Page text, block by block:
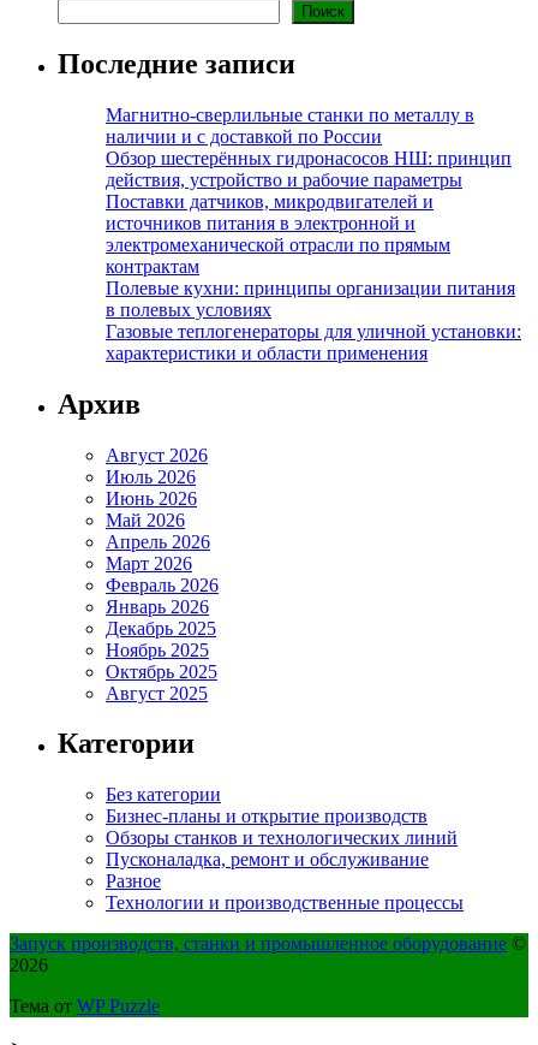
Поиск
Последние записи
Магнитно-сверлильные станки по металлу в
наличии и с доставкой по России
Обзор шестерённых гидронасосов НШ: принцип
действия, устройство и рабочие параметры
Поставки датчиков, микродвигателей и
источников питания в электронной и
электромеханической отрасли по прямым
контрактам
Полевые кухни: принципы организации питания
в полевых условиях
Газовые теплогенераторы для уличной установки:
характеристики и области применения
Архив
Август 2026
Июль 2026
Июнь 2026
Май 2026
Апрель 2026
Март 2026
Февраль 2026
Январь 2026
Декабрь 2025
Ноябрь 2025
Октябрь 2025
Август 2025
Категории
Без категории
Бизнес-планы и открытие производств
Обзоры станков и технологических линий
Пусконаладка, ремонт и обслуживание
Разное
Технологии и производственные процессы
Запуск производств, станки и промышленное оборудование ©
2026
Тема от WP Puzzle